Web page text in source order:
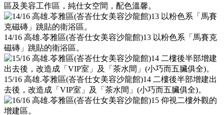
區及美容工作區，純仕女空間，配色溫馨。
14/16 高雄.苓雅區(峇峇仕女美容沙龍館)13 以粉色系「馬賽克
磁磚」跳貼的衛浴區。
15/16 高雄.苓雅區(峇峇仕女美容沙龍館)14 二樓後半部增建出
去後，改造成「VIP室」及「茶水間」(小巧而五臟俱全)。